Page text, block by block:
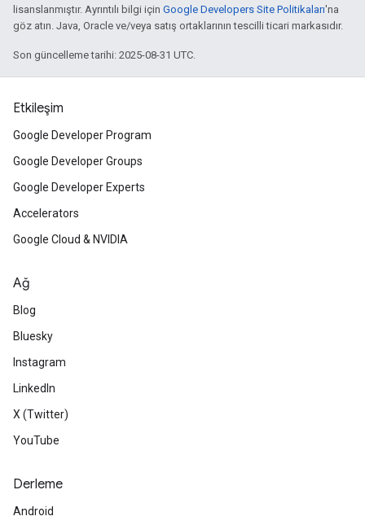
lisanslanmıştır. Ayrıntılı bilgi için Google Developers Site Politikaları'na
göz atın. Java, Oracle ve/veya satış ortaklarının tescilli ticari markasıdır.
Son güncelleme tarihi: 2025-08-31 UTC.
Etkileşim
Google Developer Program
Google Developer Groups
Google Developer Experts
Accelerators
Google Cloud & NVIDIA
Ağ
Blog
Bluesky
Instagram
LinkedIn
X (Twitter)
YouTube
Derleme
Android